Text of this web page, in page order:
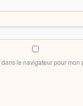
le navigateur pour